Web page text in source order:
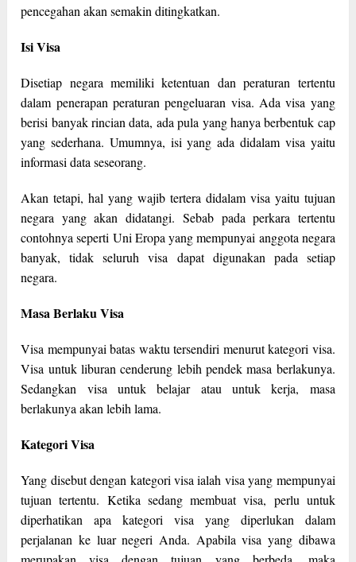
pencegahan akan semakin ditingkatkan.
Isi Visa
Disetiap negara memiliki ketentuan dan peraturan tertentu
dalam penerapan peraturan pengeluaran visa. Ada visa yang
berisi banyak rincian data, ada pula yang hanya berbentuk cap
yang sederhana. Umumnya, isi yang ada didalam visa yaitu
informasi data seseorang.
Akan tetapi, hal yang wajib tertera didalam visa yaitu tujuan
negara yang akan didatangi. Sebab pada perkara tertentu
contohnya seperti Uni Eropa yang mempunyai anggota negara
banyak, tidak seluruh visa dapat digunakan pada setiap
negara.
Masa Berlaku Visa
Visa mempunyai batas waktu tersendiri menurut kategori visa.
Visa untuk liburan cenderung lebih pendek masa berlakunya.
Sedangkan visa untuk belajar atau untuk kerja, masa
berlakunya akan lebih lama.
Kategori Visa
Yang disebut dengan kategori visa ialah visa yang mempunyai
tujuan tertentu. Ketika sedang membuat visa, perlu untuk
diperhatikan apa kategori visa yang diperlukan dalam
perjalanan ke luar negeri Anda. Apabila visa yang dibawa